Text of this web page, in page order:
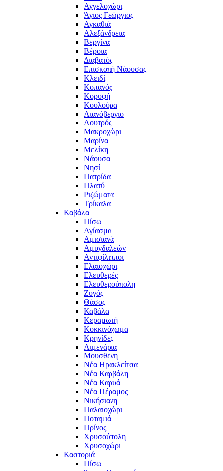
Αγγελοχώρι
Άγιος Γεώργιος
Αγκαθιά
Αλεξάνδρεια
Βεργίνα
Βέροια
Διαβατός
Επισκοπή Νάουσας
Κλειδί
Κοπανός
Κορυφή
Κουλούρα
Λιανόβεργιο
Λουτρός
Μακροχώρι
Μαρίνα
Μελίκη
Νάουσα
Νησί
Πατρίδα
Πλατύ
Ριζώματα
Τρίκαλα
Καβάλα
Πίσω
Αγίασμα
Αμισιανά
Αμυγδαλεών
Αντιφίλιπποι
Ελαιοχώρι
Ελευθερές
Ελευθερούπολη
Ζυγός
Θάσος
Καβάλα
Κεραμωτή
Κοκκινόχωμα
Κρηνίδες
Λιμενάρια
Μουσθένη
Νέα Ηρακλείτσα
Νέα Καρβάλη
Νέα Καρυά
Νέα Πέραμος
Νικήσιανη
Παλαιοχώρι
Ποταμιά
Πρίνος
Χρυσούπολη
Χρυσοχώρι
Καστοριά
Πίσω